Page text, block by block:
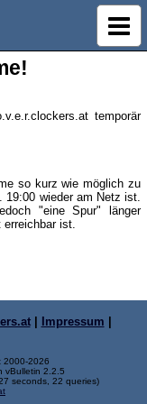
temporär
so kurz wie möglich zu
wieder am Netz ist.
"eine Spur" länger
ist.
| Impressum |
2000-2026
vBulletin 2.2.5
seconds, 22 queries)